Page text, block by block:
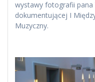
wystawy fotografii pana
dokumentującej I
Muzyczny.